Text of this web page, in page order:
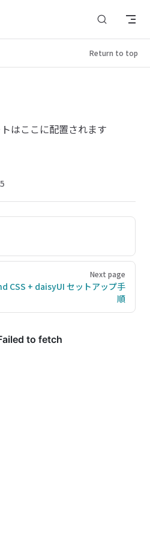
Return to top
はここに配置されます
Next page
CSS + daisyUI セットアップ手
順